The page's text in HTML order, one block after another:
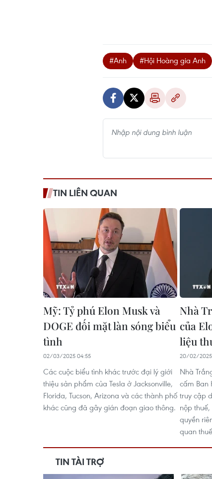
#Anh #Hội Hoàng gia Anh
TIN LIÊN QUAN
Mỹ: Tỷ phú Elon Musk và
DOGE đối mặt làn sóng biểu
tình
02/03/2025 04:55
Các cuộc biểu tình khác trước đại lý giới
thiệu sản phẩm của Tesla ở Jacksonville,
Florida, Tucson, Arizona và các thành phố
khác cũng đã gây gián đoạn giao thông.
Nhà
của
liệu
20/02/2025
Nhà
cấm Ban
truy cập
nộp
quyền
quan